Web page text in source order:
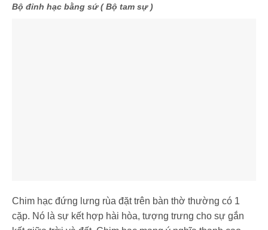
Bộ đỉnh hạc bằng sứ ( Bộ tam sự )
Chim hạc đứng lưng rùa đặt trên bàn thờ thường có 1
cặp. Nó là sự kết hợp hài hòa, tượng trưng cho sự gắn